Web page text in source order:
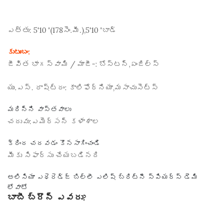
ఎత్తు: 5'10 '(178సెం.మీ.),5'10 'బాడ్
కుటుంబం:
జీవిత భాగస్వామి / మాజీ-: బోస్టన్,ఏంజిల్స్
యు.ఎస్. రాష్ట్రం: కాలిఫోర్నియా,మసాచుసెట్స్
మరిన్ని వాస్తవాలు
చదువు: ఎమెర్సన్ కళాశాల
క్రింద చదవడం కొనసాగించండి
మీకు సిఫార్సు చేయబడినది
అలిసియా ఎథెరెడ్జ్ బిల్లీ ఎలిష్ బ్రిట్నీ స్పియర్స్ డెమి
లోవాటో
బాబీ బ్రౌన్ ఎవరు?